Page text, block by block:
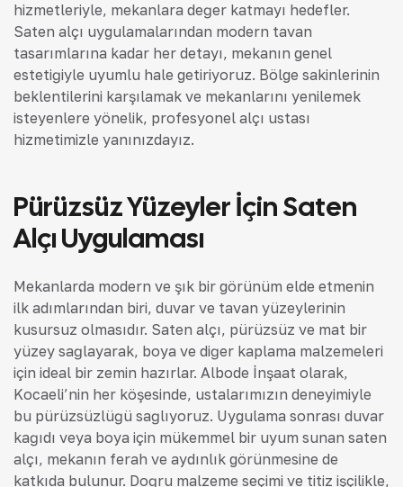
hizmetleriyle, mekanlara değer katmayı hedefler.
Saten alçı uygulamalarından modern tavan
tasarımlarına kadar her detayı, mekanın genel
estetiğiyle uyumlu hale getiriyoruz. Bölge sakinlerinin
beklentilerini karşılamak ve mekanlarını yenilemek
isteyenlere yönelik, profesyonel alçı ustası
hizmetimizle yanınızdayız.
Pürüzsüz Yüzeyler İçin Saten
Alçı Uygulaması
Mekanlarda modern ve şık bir görünüm elde etmenin
ilk adımlarından biri, duvar ve tavan yüzeylerinin
kusursuz olmasıdır. Saten alçı, pürüzsüz ve mat bir
yüzey sağlayarak, boya ve diğer kaplama malzemeleri
için ideal bir zemin hazırlar. Albode İnşaat olarak,
Kocaeli’nin her köşesinde, ustalarımızın deneyimiyle
bu pürüzsüzlüğü sağlıyoruz. Uygulama sonrası duvar
kağıdı veya boya için mükemmel bir uyum sunan saten
alçı, mekanın ferah ve aydınlık görünmesine de
katkıda bulunur. Doğru malzeme seçimi ve titiz işçilikle,